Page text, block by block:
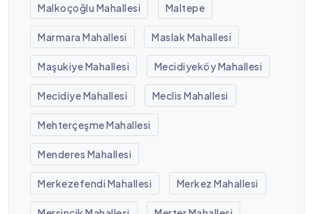
Malkoçoğlu Mahallesi Maltepe
Marmara Mahallesi Maslak Mahallesi
Maşukiye Mahallesi Mecidiyeköy Mahallesi
Mecidiye Mahallesi Meclis Mahallesi
Mehterçeşme Mahallesi
Menderes Mahallesi
Merkezefendi Mahallesi Merkez Mahallesi